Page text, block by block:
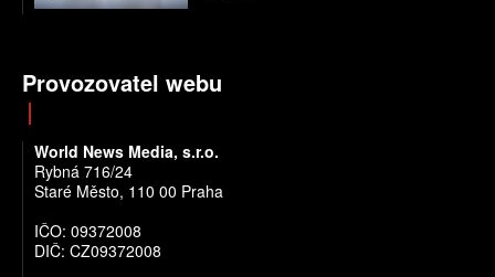
Provozovatel webu
World News Media, s.r.o.
Rybná 716/24
Staré Město, 110 00 Praha
IČO: 09372008
DIČ: CZ09372008